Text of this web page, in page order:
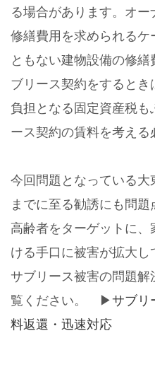
る場合があります。オ
修繕費用を求められる
ともない建物設備の修
ブリース契約をすると
負担となる固定資産税
ース契約の賃料を考える
今回問題となっている
までに至る勧誘にも問題
高齢者をターゲットに
ける手口に被害が拡大し
サブリース被害の問題
覧ください。 ▶サブリ
料返還・迅速対応